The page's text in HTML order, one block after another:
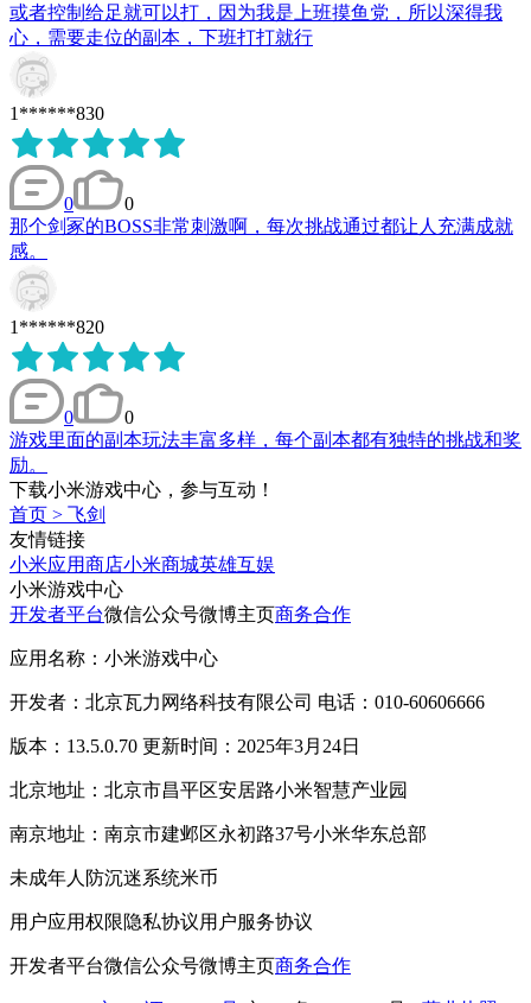
或者控制给足就可以打，因为我是上班摸鱼党，所以深得我
心，需要走位的副本，下班打打就行
1******830
0
0
那个剑冢的BOSS非常刺激啊，每次挑战通过都让人充满成就
感。
1******820
0
0
游戏里面的副本玩法丰富多样，每个副本都有独特的挑战和奖
励。
下载小米游戏中心，参与互动！
首页 > 飞剑
友情链接
小米应用商店小米商城英雄互娱
小米游戏中心
开发者平台微信公众号微博主页商务合作
应用名称：小米游戏中心
开发者：北京瓦力网络科技有限公司 电话：010-60606666
版本：13.5.0.70 更新时间：2025年3月24日
北京地址：北京市昌平区安居路小米智慧产业园
南京地址：南京市建邺区永初路37号小米华东总部
未成年人防沉迷系统米币
用户应用权限隐私协议用户服务协议
开发者平台微信公众号微博主页商务合作